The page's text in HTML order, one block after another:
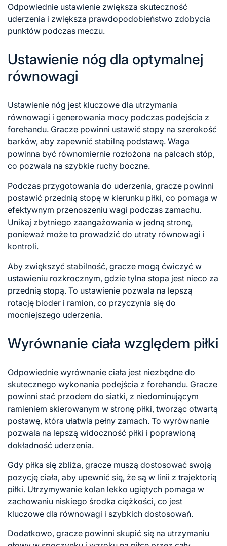
Odpowiednie ustawienie zwiększa skuteczność
uderzenia i zwiększa prawdopodobieństwo zdobycia
punktów podczas meczu.
Ustawienie nóg dla optymalnej
równowagi
Ustawienie nóg jest kluczowe dla utrzymania
równowagi i generowania mocy podczas podejścia z
forehandu. Gracze powinni ustawić stopy na szerokość
barków, aby zapewnić stabilną podstawę. Waga
powinna być równomiernie rozłożona na palcach stóp,
co pozwala na szybkie ruchy boczne.
Podczas przygotowania do uderzenia, gracze powinni
postawić przednią stopę w kierunku piłki, co pomaga w
efektywnym przenoszeniu wagi podczas zamachu.
Unikaj zbytniego zaangażowania w jedną stronę,
ponieważ może to prowadzić do utraty równowagi i
kontroli.
Aby zwiększyć stabilność, gracze mogą ćwiczyć w
ustawieniu rozkrocznym, gdzie tylna stopa jest nieco za
przednią stopą. To ustawienie pozwala na lepszą
rotację bioder i ramion, co przyczynia się do
mocniejszego uderzenia.
Wyrównanie ciała względem piłki
Odpowiednie wyrównanie ciała jest niezbędne do
skutecznego wykonania podejścia z forehandu. Gracze
powinni stać przodem do siatki, z niedominującym
ramieniem skierowanym w stronę piłki, tworząc otwartą
postawę, która ułatwia pełny zamach. To wyrównanie
pozwala na lepszą widoczność piłki i poprawioną
dokładność uderzenia.
Gdy piłka się zbliża, gracze muszą dostosować swoją
pozycję ciała, aby upewnić się, że są w linii z trajektorią
piłki. Utrzymywanie kolan lekko ugiętych pomaga w
zachowaniu niskiego środka ciężkości, co jest
kluczowe dla równowagi i szybkich dostosowań.
Dodatkowo, gracze powinni skupić się na utrzymaniu